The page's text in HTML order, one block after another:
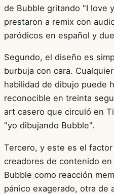
de Bubble gritando "I love
prestaron a remix con
paródicos en español y
Segundo, el diseño es
burbuja con cara.
habilidad de dibujo puede
reconocible en treinta
art casero que circuló en
"yo dibujando Bubble".
Tercero, y este es el
creadores de contenido
Bubble como reacción
pánico exagerado, otra de